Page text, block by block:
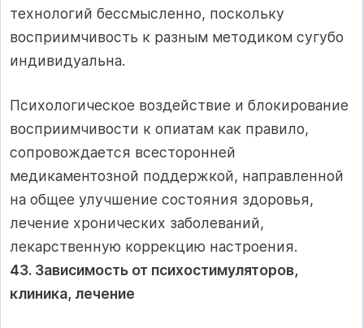
технологий бессмысленно, поскольку
восприимчивость к разным методиком сугубо
индивидуальна.
Психологическое воздействие и блокирование
восприимчивости к опиатам как правило,
сопровождается всесторонней
медикаментозной поддержкой, направленной
на общее улучшение состояния здоровья,
лечение хронических заболеваний,
лекарственную коррекцию настроения.
43. Зависимость от психостимуляторов,
клиника, лечение